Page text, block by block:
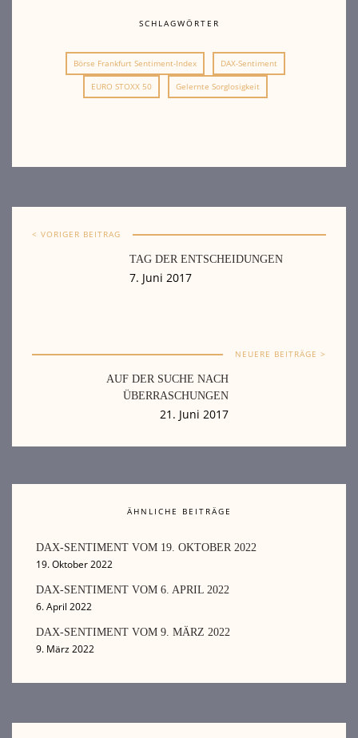
SCHLAGWÖRTER
Börse Frankfurt Sentiment-Index DAX-Sentiment
EURO STOXX 50 Gelernte Sorglosigkeit
< VORIGER BEITRAG
TAG DER ENTSCHEIDUNGEN
7. Juni 2017
NEUERE BEITRÄGE >
AUF DER SUCHE NACH
ÜBERRASCHUNGEN
21. Juni 2017
ÄHNLICHE BEITRÄGE
DAX-SENTIMENT VOM 19. OKTOBER 2022
19. Oktober 2022
DAX-SENTIMENT VOM 6. APRIL 2022
6. April 2022
DAX-SENTIMENT VOM 9. MÄRZ 2022
9. März 2022